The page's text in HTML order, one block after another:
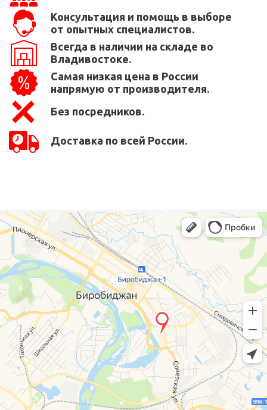
Консультация и помощь в выборе
от опытных специалистов.
Всегда в наличии на складе во
Владивостоке.
Самая низкая цена в России
напрямую от производителя.
Без посредников.
Доставка по всей России.